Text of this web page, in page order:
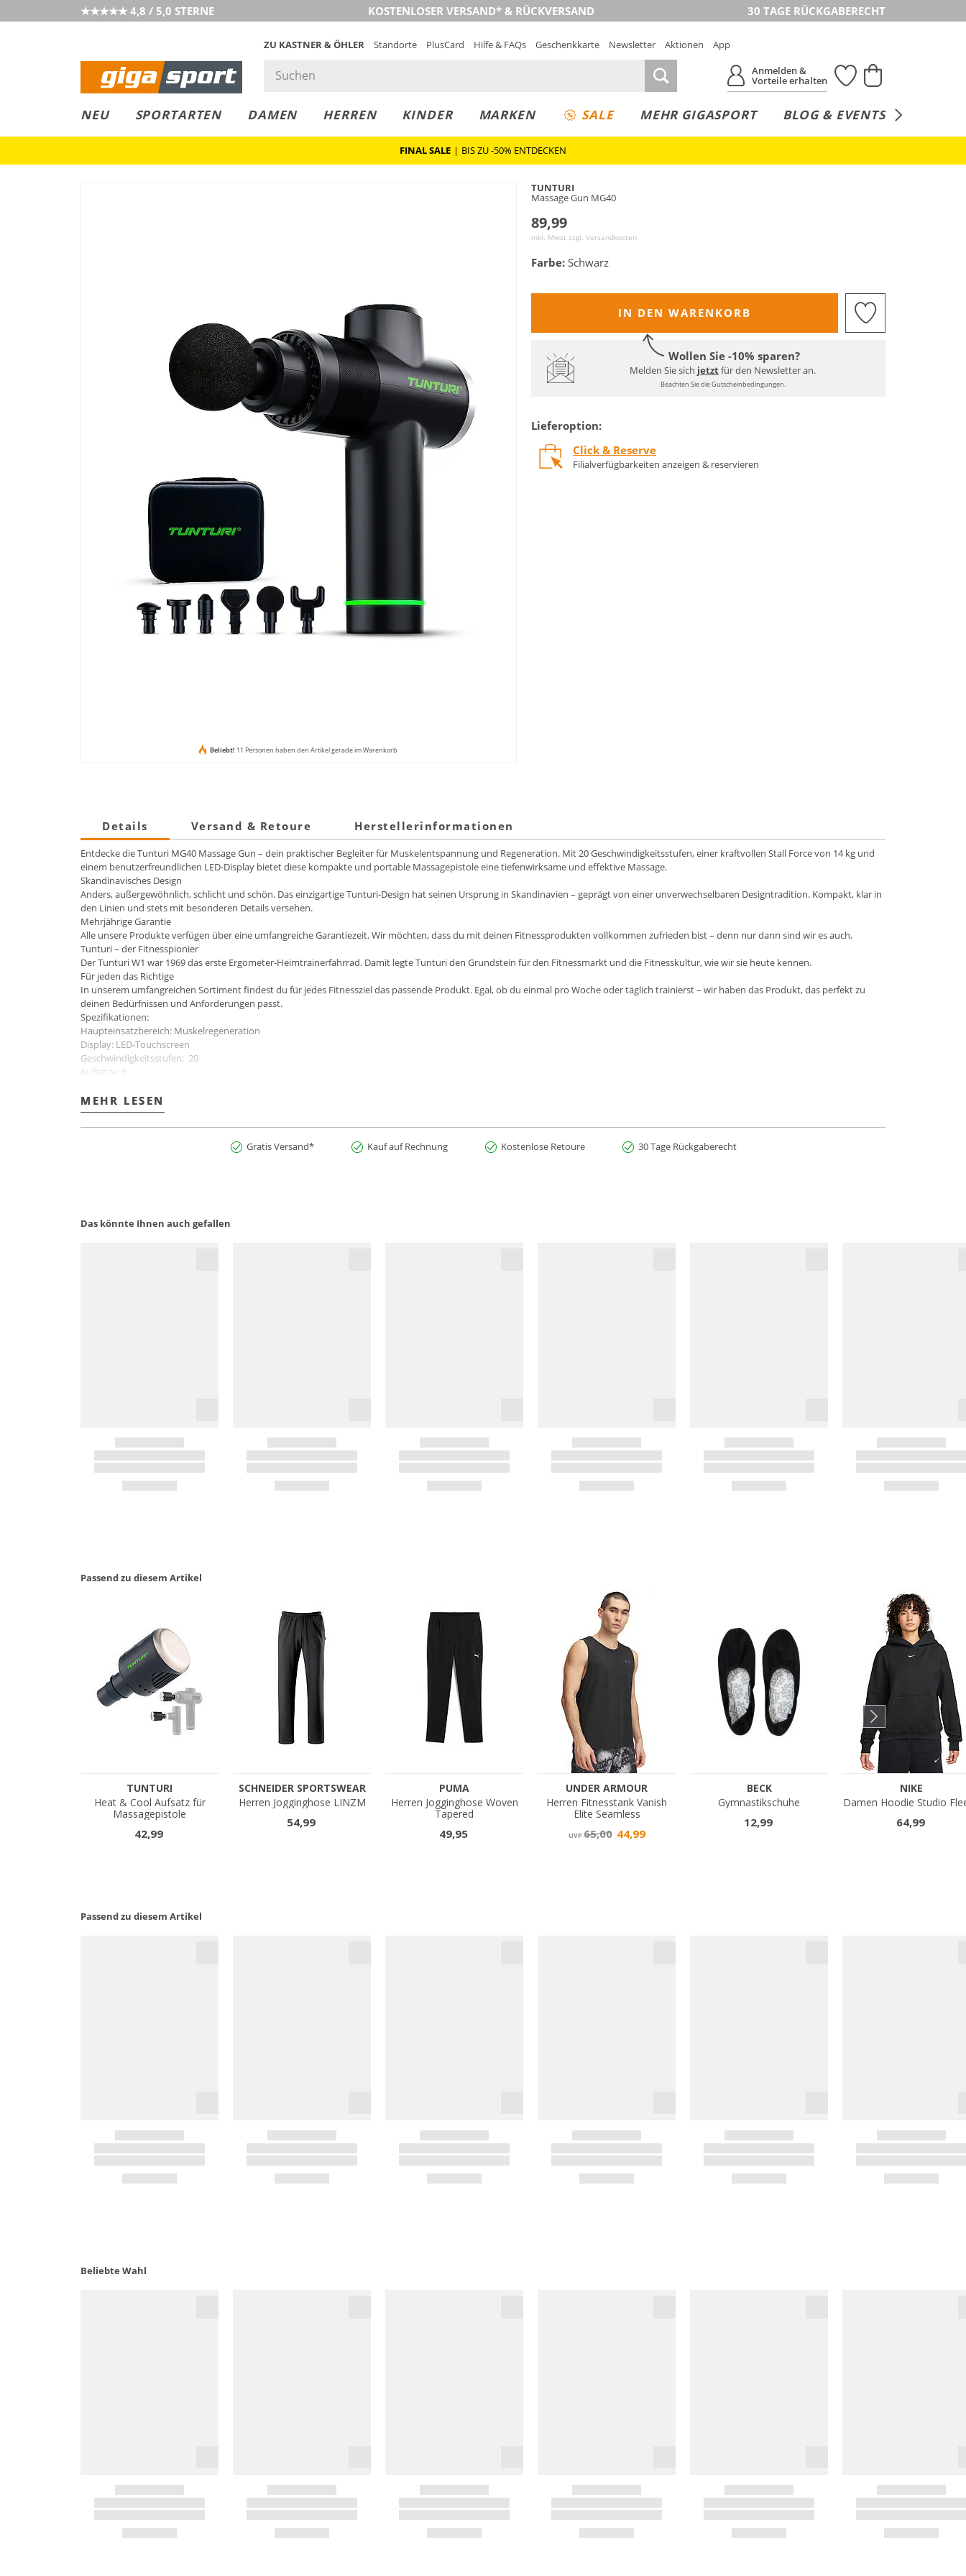
★★★★★ 4,8 / 5,0 STERNE KOSTENLOSER VERSAND* & RÜCKVERSAND 30 TAGE RÜCKGABERECHT
ZU KASTNER & ÖHLER Standorte PlusCard Hilfe & FAQs Geschenkkarte Newsletter Aktionen
App
Anmelden &
Vorteile erhalten
NEU SPORTARTEN DAMEN HERREN KINDER MARKEN SALE MEHR GIGASPORT BLOG & EVENTS
LEASING
COLLECT
RESERVE
FINAL SALE | BIS ZU -50% ENTDECKEN
Beliebt! 11 Personen haben den Artikel gerade im Warenkorb
TUNTURI
Massage Gun MG40
89,99
inkl. Mwst zzgl. Versandkosten
Farbe: Schwarz
IN DEN WARENKORB
Wollen Sie -10% sparen?
Melden Sie sich jetztfür den Newsletter an.
Beachten Sie die Gutscheinbedingungen.
Lieferoption:
Click & Reserve
Filialverfügbarkeiten anzeigen & reservieren
Details Versand & Retoure Herstellerinformationen
Entdecke die Tunturi MG40 Massage Gun – dein praktischer Begleiter für Muskelentspannung und Regeneration. Mit 20 Geschwindigkeitsstufen, einer kraftvollen Stall Force von 14 kg und
einem benutzerfreundlichen LED-Display bietet diese kompakte und portable Massagepistole eine tiefenwirksame und effektive Massage.
Skandinavisches Design
Anders, außergewöhnlich, schlicht und schön. Das einzigartige Tunturi-Design hat seinen Ursprung in Skandinavien – geprägt von einer unverwechselbaren Designtradition. Kompakt, klar in
den Linien und stets mit besonderen Details versehen.
Mehrjährige Garantie
Alle unsere Produkte verfügen über eine umfangreiche Garantiezeit. Wir möchten, dass du mit deinen Fitnessprodukten vollkommen zufrieden bist – denn nur dann sind wir es auch.
Tunturi – der Fitnesspionier
Der Tunturi W1 war 1969 das erste Ergometer-Heimtrainerfahrrad. Damit legte Tunturi den Grundstein für den Fitnessmarkt und die Fitnesskultur, wie wir sie heute kennen.
Für jeden das Richtige
In unserem umfangreichen Sortiment findest du für jedes Fitnessziel das passende Produkt. Egal, ob du einmal pro Woche oder täglich trainierst – wir haben das Produkt, das perfekt zu
deinen Bedürfnissen und Anforderungen passt.
Spezifikationen:
Haupteinsatzbereich: Muskelregeneration
Display: LED-Touchscreen
Geschwindigkeitsstufen: 20
Aufsätze: 6
Programme: 1 manuelles Programm
U/min: 1800 – 2800
Akkulaufzeit: 5 – 11 Stunden
MEHR LESEN
MEHR LESEN
Gratis Versand* Kauf auf Rechnung Kostenlose Retoure 30 Tage Rückgaberecht
Das könnte Ihnen auch gefallen
Passend zu diesem Artikel
Passend zu diesem Artikel
Beliebte Wahl